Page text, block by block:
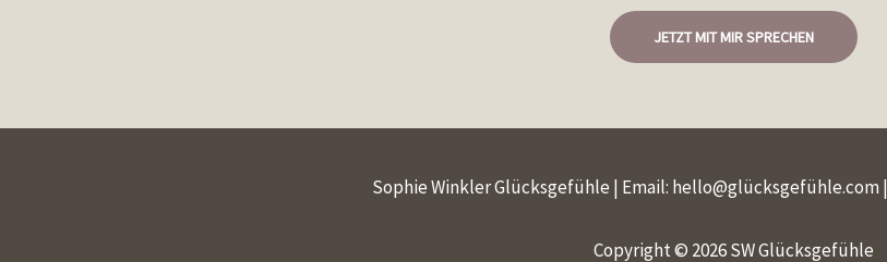
JETZT MIT MIR SPRECHEN
Sophie Winkler Glücksgefühle | Email: hello@glücksgefühle.com |
Copyright © 2026 SW Glücksgefühle